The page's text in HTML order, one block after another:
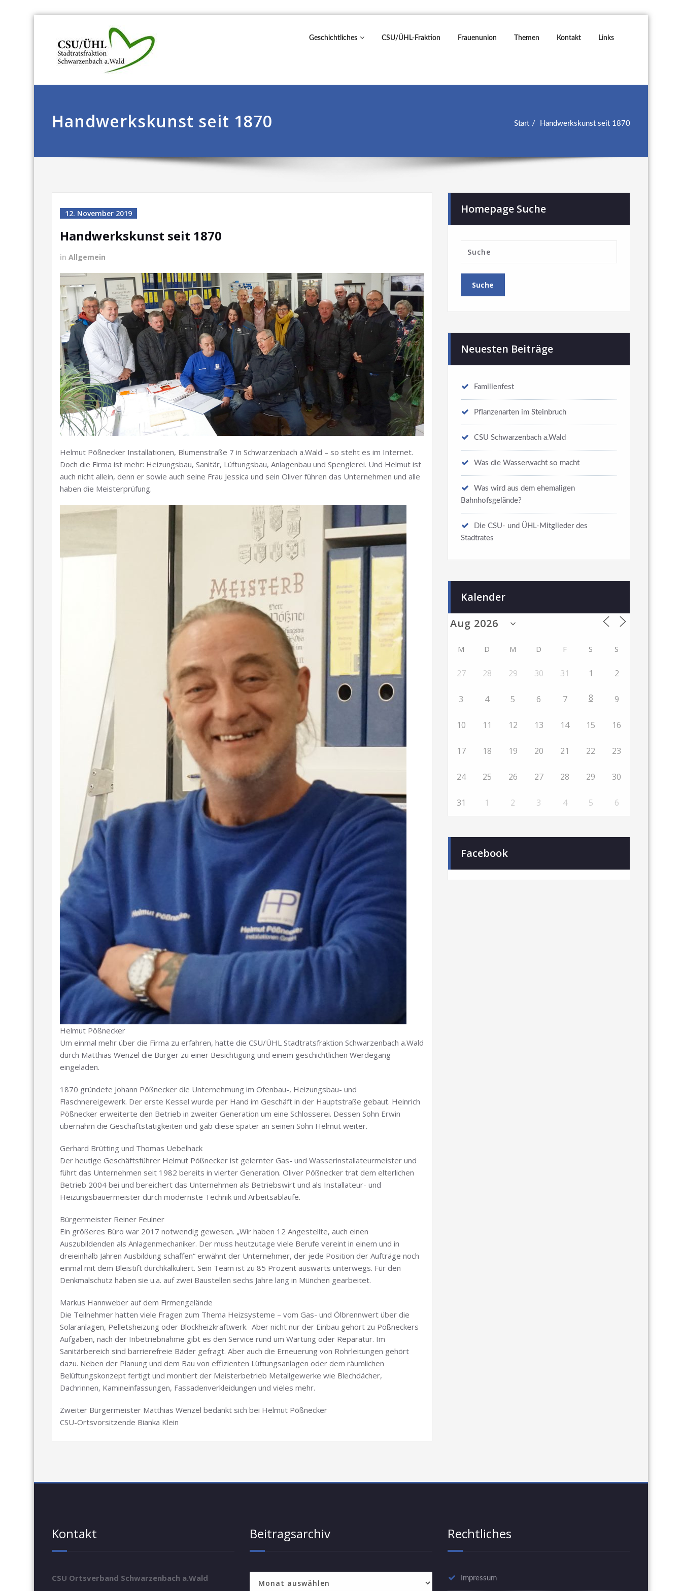
Geschichtliches CSU/ÜHL-Fraktion Frauenunion Themen Kontakt Links
Handwerkskunst seit 1870 Start Handwerkskunst seit 1870
12. November 2019
Handwerkskunst seit 1870
in Allgemein
Helmut Pößnecker Installationen, Blumenstraße 7 in Schwarzenbach a.Wald – so steht es im Internet.
Doch die Firma ist mehr: Heizungsbau, Sanitär, Lüftungsbau, Anlagenbau und Spenglerei. Und Helmut ist
auch nicht allein, denn er sowie auch seine Frau Jessica und sein Oliver führen das Unternehmen und alle
haben die Meisterprüfung.
Helmut Pößnecker
Um einmal mehr über die Firma zu erfahren, hatte die CSU/ÜHL Stadtratsfraktion Schwarzenbach a.Wald
durch Matthias Wenzel die Bürger zu einer Besichtigung und einem geschichtlichen Werdegang
eingeladen.
1870 gründete Johann Pößnecker die Unternehmung im Ofenbau-, Heizungsbau- und
Flaschnereigewerk. Der erste Kessel wurde per Hand im Geschäft in der Hauptstraße gebaut. Heinrich
Pößnecker erweiterte den Betrieb in zweiter Generation um eine Schlosserei. Dessen Sohn Erwin
übernahm die Geschäftstätigkeiten und gab diese später an seinen Sohn Helmut weiter.
Gerhard Brütting und Thomas Uebelhack
Der heutige Geschäftsführer Helmut Pößnecker ist gelernter Gas- und Wasserinstallateurmeister und
führt das Unternehmen seit 1982 bereits in vierter Generation. Oliver Pößnecker trat dem elterlichen
Betrieb 2004 bei und bereichert das Unternehmen als Betriebswirt und als Installateur- und
Heizungsbauermeister durch modernste Technik und Arbeitsabläufe.
Bürgermeister Reiner Feulner
Ein größeres Büro war 2017 notwendig gewesen. „Wir haben 12 Angestellte, auch einen
Auszubildenden als Anlagenmechaniker. Der muss heutzutage viele Berufe vereint in einem und in
dreieinhalb Jahren Ausbildung schaffen“ erwähnt der Unternehmer, der jede Position der Aufträge noch
einmal mit dem Bleistift durchkalkuliert. Sein Team ist zu 85 Prozent auswärts unterwegs. Für den
Denkmalschutz haben sie u.a. auf zwei Baustellen sechs Jahre lang in München gearbeitet.
Markus Hannweber auf dem Firmengelände
Die Teilnehmer hatten viele Fragen zum Thema Heizsysteme – vom Gas- und Ölbrennwert über die
Solaranlagen, Pelletsheizung oder Blockheizkraftwerk. Aber nicht nur der Einbau gehört zu Pößneckers
Aufgaben, nach der Inbetriebnahme gibt es den Service rund um Wartung oder Reparatur. Im
Sanitärbereich sind barrierefreie Bäder gefragt. Aber auch die Erneuerung von Rohrleitungen gehört
dazu. Neben der Planung und dem Bau von effizienten Lüftungsanlagen oder dem räumlichen
Belüftungskonzept fertigt und montiert der Meisterbetrieb Metallgewerke wie Blechdächer,
Dachrinnen, Kamineinfassungen, Fassadenverkleidungen und vieles mehr.
Zweiter Bürgermeister Matthias Wenzel bedankt sich bei Helmut Pößnecker
CSU-Ortsvorsitzende Bianka Klein
Homepage Suche
Neuesten Beiträge
Familienfest
Pflanzenarten im Steinbruch
CSU Schwarzenbach a.Wald
Was die Wasserwacht so macht
Was wird aus dem ehemaligen
Bahnhofsgelände?
Die CSU- und ÜHL-Mitglieder des
Stadtrates
Kalender
M D M D F S S
27 28 29 30 31 1 2
3 4 5 6 7 8 9
10 11 12 13 14 15 16
17 18 19 20 21 22 23
24 25 26 27 28 29 30
31 1 2 3 4 5 6
Facebook
Kontakt
CSU Ortsverband Schwarzenbach a.Wald
Beitragsarchiv Rechtliches
Impressum